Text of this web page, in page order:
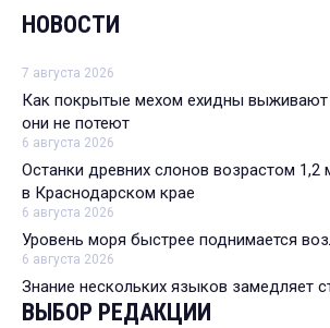
НОВОСТИ
7 августа 2026
Как покрытые мехом ехидны выживают
они не потеют
6 августа 2026
Останки древних слонов возрастом 1,2
в Краснодарском крае
6 августа 2026
Уровень моря быстрее поднимается
6 августа 2026
Знание нескольких языков замедляет
ВЫБОР РЕДАКЦИИ